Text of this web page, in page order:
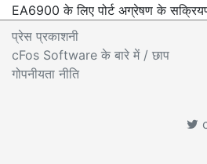
EA6900 के लिए पोर्ट अग्रेषण के
प्रेस प्रकाशनी
cFos Software के बारे में / छाप
गोपनीयता नीति